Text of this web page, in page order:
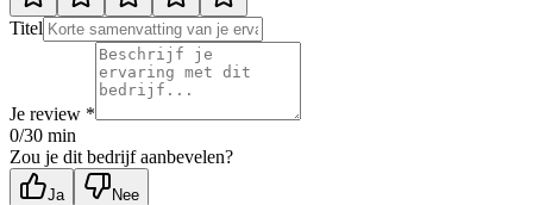
Titel
Je review *
0/30 min
Zou je dit bedrijf aanbevelen?
Ja Nee